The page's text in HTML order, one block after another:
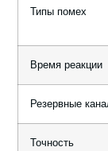
Типы помех
Время реакции
Резервные
Точность